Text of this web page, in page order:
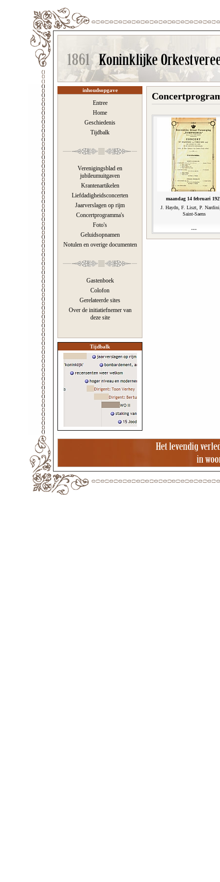
inhoudsopgave
Entree
Home
Geschiedenis
Tijdbalk
Verenigingsblad en
jubileumuitgaven
Krantenartikelen
Liefdadigheidsconcerten
Jaarverslagen op rijm
Concertprogramma's
Foto's
Geluidsopnamen
Notulen en overige documenten
Gastenboek
Colofon
Gerelateerde sites
Over de initiatiefnemer van
deze site
Tijdbalk
maandag 14 februari
J. Haydn, F. Liszt, P.
Saint-Saens